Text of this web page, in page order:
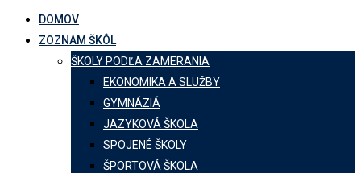
DOMOV
ZOZNAM ŠKÔL
ŠKOLY PODĽA ZAMERANIA
EKONOMIKA A SLUŽBY
GYMNÁZIÁ
JAZYKOVÁ ŠKOLA
SPOJENÉ ŠKOLY
ŠPORTOVÁ ŠKOLA